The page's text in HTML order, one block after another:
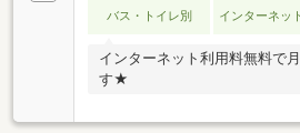
バス・トイレ別 インターネッ
インターネット利用料無料で
す★